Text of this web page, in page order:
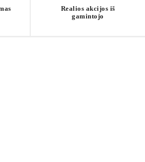
Realios akcijos iš
gamintojo